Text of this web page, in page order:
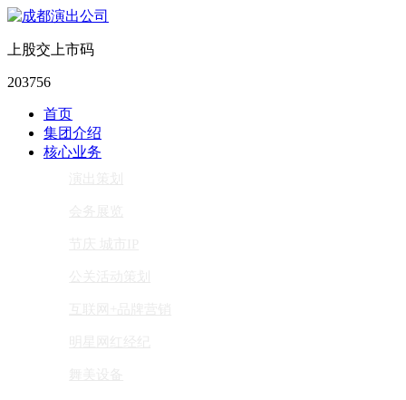
上股交上市码
203756
首页
集团介绍
核心业务